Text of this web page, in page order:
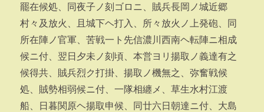
罷在候処、同夜子ノ刻ゴロニ、賊兵長岡ノ城近郷
村々及放火、且城下ヘ打入、所々放火ノ上発砲、同
所在陣ノ官軍、苦戦一ト先信濃川西南ヘ転陣ニ相成
候ニ付、翌日夕未ノ刻頃、本営ヨリ揚取ノ義達有之
候得共、賊兵烈ク打掛、揚取ノ機無之、弥奮戦候
処、賊勢相弱候ニ付、一隊相纏メ、草生水村江渡
船、日暮関原ヘ揚取申候、同廿六日朝達ニ付、大島